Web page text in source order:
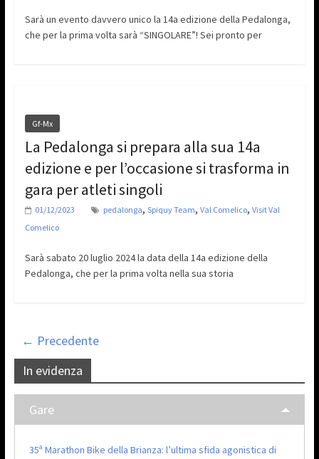
Sarà un evento davvero unico la 14a edizione della Pedalonga,
che per la prima volta sarà “SINGOLARE”! Sei pronto per
Gf-Mx
La Pedalonga si prepara alla sua 14a
edizione e per l’occasione si trasforma in
gara per atleti singoli
01/12/2023 pedalonga, Spiquy Team, Val Comelico, Visit Val
Comelico
Sarà sabato 20 luglio 2024 la data della 14a edizione della
Pedalonga, che per la prima volta nella sua storia
← Precedente
In evidenza
Gare
35ª Marathon Bike della Brianza: l’ultima sfida agonistica di